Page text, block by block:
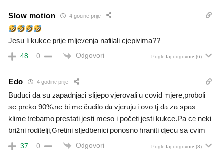
Slow motion 4 godine prije
Jesu li kukce prije mljevenja nafilali cjepivima??
48 0 Odgovori Pogledaj odgovore (6)
Edo 4 godine prije
Buduci da su zapadnjaci slijepo vjerovali u covid mjere,proboli
se preko 90%,ne bi me čudilo da vjeruju i ovo tj da za spas
klime trebamo prestati jesti meso i početi jesti kukce.Pa ce neki
brižni roditelji,Gretini sljedbenici ponosno hraniti djecu sa ovim
37 0 Odgovori Pogledaj odgovore (3)